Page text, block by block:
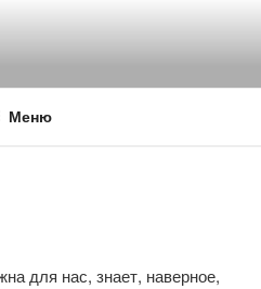
Меню
для нас, знает, наверное,